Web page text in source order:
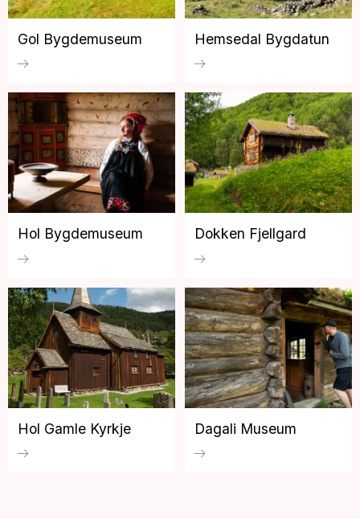
Gol Bygdemuseum Hemsedal Bygdatun
Hol Bygdemuseum Dokken Fjellgard
Hol Gamle Kyrkje Dagali Museum